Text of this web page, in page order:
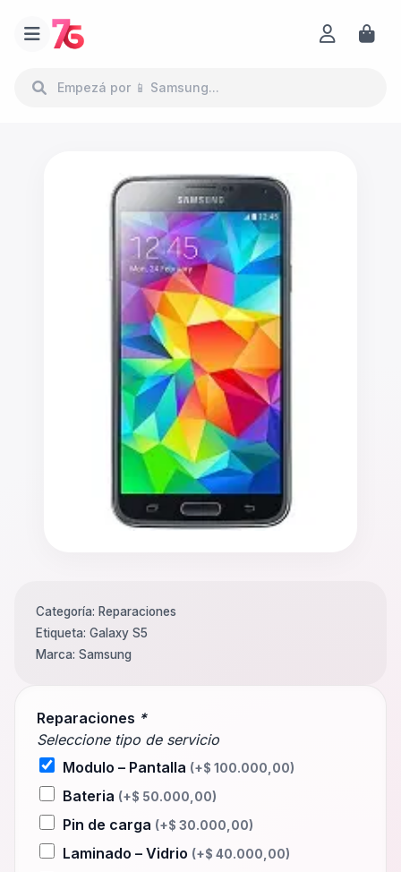
Reparaciones *
Seleccione tipo de servicio
Modulo – Pantalla (+$ 100.000,00)
Bateria (+$ 50.000,00)
Pin de carga (+$ 30.000,00)
Laminado – Vidrio (+$ 40.000,00)
Categoría: Reparaciones
Etiqueta: Galaxy S5
Marca: Samsung